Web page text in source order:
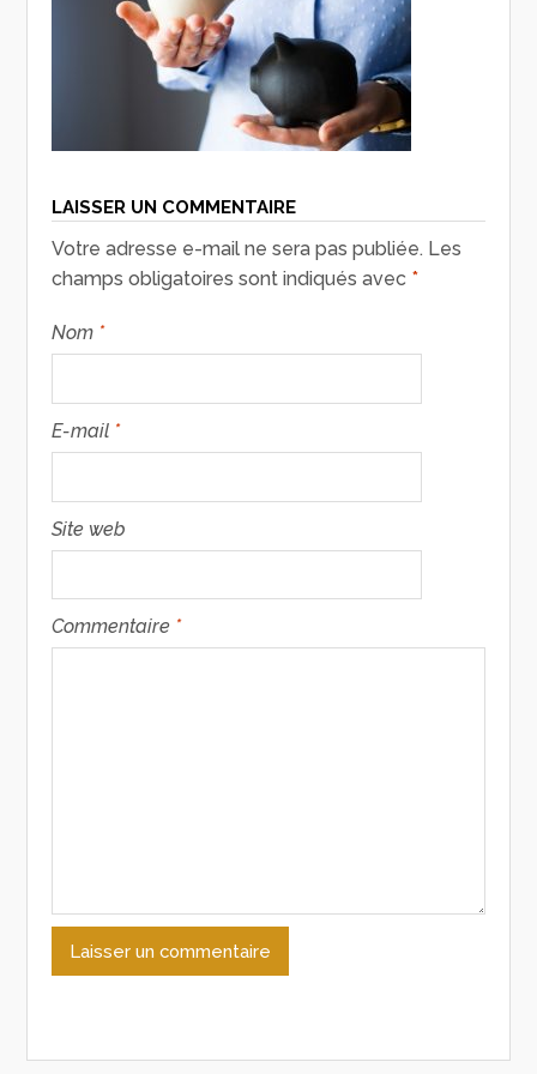
LAISSER UN COMMENTAIRE
Votre adresse e-mail ne sera pas publiée. Les
champs obligatoires sont indiqués avec *
Nom *
E-mail *
Site web
Commentaire *